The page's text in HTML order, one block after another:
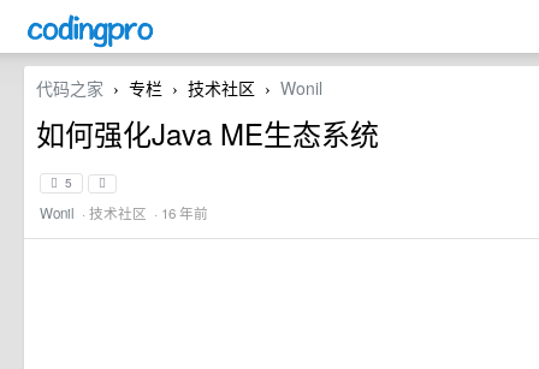
代码之家 › 专栏 › 技术社区 › Wonil
如何强化Java ME生态系统
5
Wonil · 技术社区 · 16 年前